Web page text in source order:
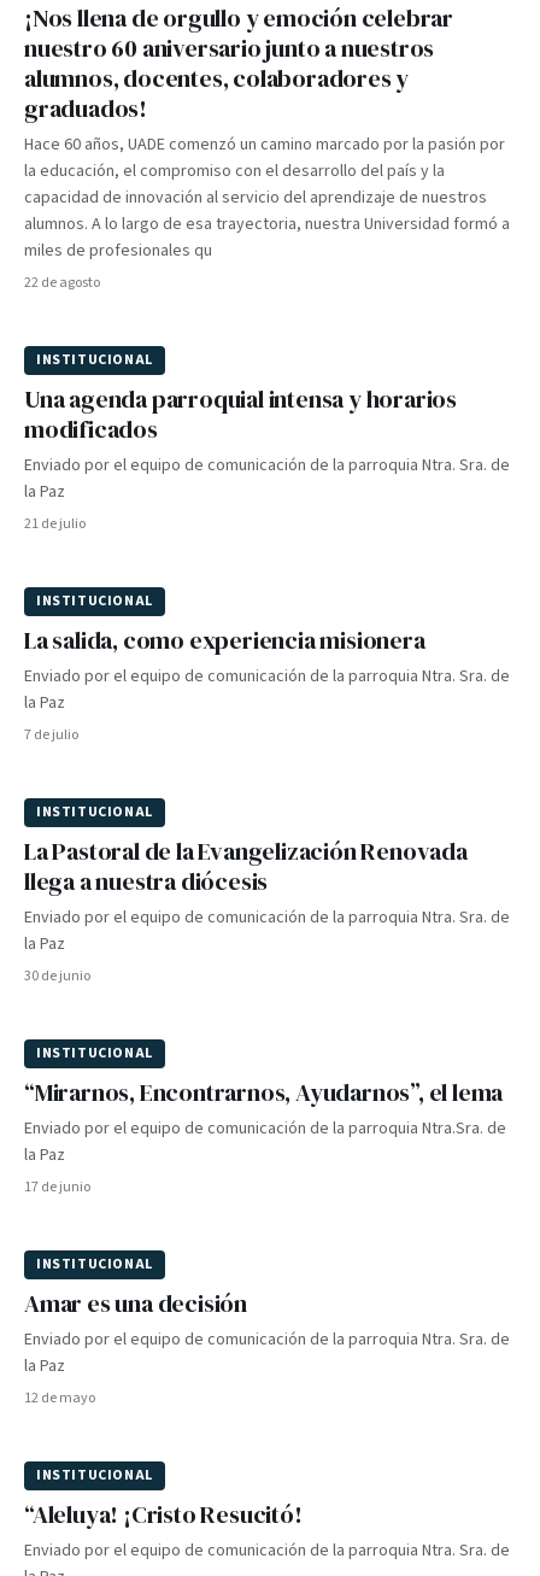
¡Nos llena de orgullo y emoción celebrar
nuestro 60 aniversario junto a nuestros
alumnos, docentes, colaboradores y
graduados!
Hace 60 años, UADE comenzó un camino marcado por la pasión por
la educación, el compromiso con el desarrollo del país y la
capacidad de innovación al servicio del aprendizaje de nuestros
alumnos. A lo largo de esa trayectoria, nuestra Universidad formó a
miles de profesionales qu
22 de agosto
INSTITUCIONAL
Una agenda parroquial intensa y horarios
modificados
Enviado por el equipo de comunicación de la parroquia Ntra. Sra. de
la Paz
21 de julio
INSTITUCIONAL
La salida, como experiencia misionera
Enviado por el equipo de comunicación de la parroquia Ntra. Sra. de
la Paz
7 de julio
INSTITUCIONAL
La Pastoral de la Evangelización Renovada
llega a nuestra diócesis
Enviado por el equipo de comunicación de la parroquia Ntra. Sra. de
la Paz
30 de junio
INSTITUCIONAL
“Mirarnos, Encontrarnos, Ayudarnos”, el lema
Enviado por el equipo de comunicación de la parroquia Ntra.Sra. de
la Paz
17 de junio
INSTITUCIONAL
Amar es una decisión
Enviado por el equipo de comunicación de la parroquia Ntra. Sra. de
la Paz
12 de mayo
INSTITUCIONAL
“Aleluya! ¡Cristo Resucitó!
Enviado por el equipo de comunicación de la parroquia Ntra. Sra. de